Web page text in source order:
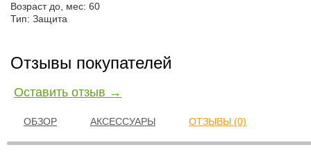
Возраст до, мес: 60
Тип: Защита
Отзывы покупателей
Оставить отзыв →
ОБЗОР АКСЕССУАРЫ ОТЗЫВЫ (0)